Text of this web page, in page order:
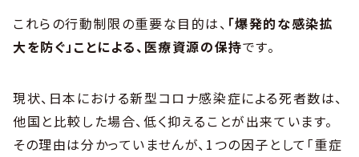
これらの行動制限の重要な目的は、 「爆発的な感染拡
大を防ぐ」ことによる、医療資源の保持です。
現状、日本における新型コロナ感染症による死者数は、
他国と比較した場合、低く抑えることが出来ています。
その理由は分かっていませんが、1つの因子として「重症